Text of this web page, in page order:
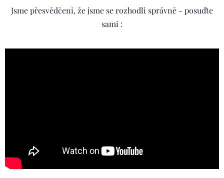
Jsme přesvědčeni, že jsme se rozhodli správně - posuďte
sami :